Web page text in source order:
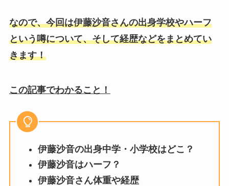
なので、今回は伊藤沙音さんの出身学校やハーフ
という噂について、そして経歴などをまとめてい
きます！
この記事でわかること！
伊藤沙音の出身中学・小学校はどこ？
伊藤沙音はハーフ？
伊藤沙音さん体重や経歴